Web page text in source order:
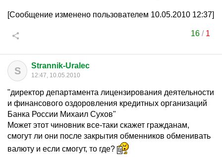
[Сообщение изменено пользователем 10.05.2010 12:37]
16 / 1
S Strannik-Uralec
12:47, 10.05.2010
"директор департамента лицензирования деятельности
и финансового оздоровления кредитных организаций
Банка России Михаил Сухов"
Может этот чиновник все-таки скажет гражданам,
смогут ли они после закрытия обменников обменивать
валюту и если смогут, то где?